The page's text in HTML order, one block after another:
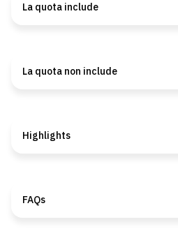
La quota include
La quota non include
Highlights
FAQs